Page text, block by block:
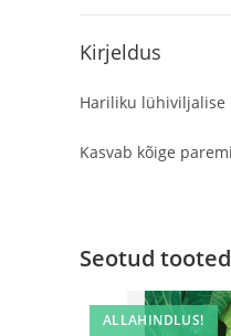
Kirjeldus
Hariliku lühiviljalise
Kasvab kõige
Seotud tooted
ALLAHINDLUS!